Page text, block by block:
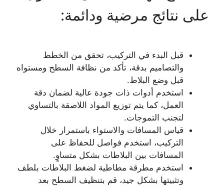
على نتائج مرضية ودائمة:
قبل البدء في التركيب، تحقق من الخطط
والتصاميم بدقة، تأكد من نظافة السطح ومستواه
قبل وضع البلاط.
استخدم أدوات ذات جودة عالية لضمان دقة
العمل، كما يتم توزيع المواد اللاصقة بالتساوي
لتجنب التموجات.
قياس المسافات والاستواء باستمرار خلال
التركيب، استخدم فواصل للحفاظ على
المسافات بين البلاطات بشكل متساوٍ.
استخدم مطرقة مطاطية لضغط البلاطات بلطف
وتثبيتها بشكل جيد، قم بتنظيف السطح بعد